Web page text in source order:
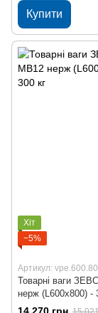
Купити
Хіт
−5%
Артикул:
Товарні ваги
нерж (L600x800) -